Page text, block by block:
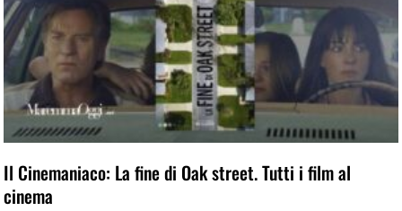
Il Cinemaniaco: La fine di Oak street. Tutti i film al
cinema